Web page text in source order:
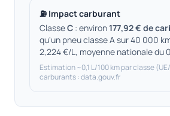
⛽ Impact carburant
ClasseC : environ177,92 € de
qu'un pneu classe A sur 40 000
2,224 €/L, moyenne nationale du
Estimation ~0,1 L/100 km par classe
carburants : data.gouv.fr